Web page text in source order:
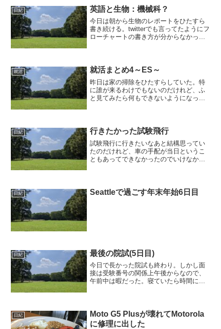
日紀 英語と生物：機械科？
今日は朝から生物のレポートをひたすら
書き続ける。twitterでも言ってたようにフ
ローチャートの書き方が分からなかった
ら。確か...
就活 就活まとめ4～ES～
昨日は家の掃除をひたすらしていた。特
に誰が来るわけでもないのだけれど、ふ
と見てみたら何もできないようになって
らない書類を仕分けして捨...
日紀 行きたかった試験飛行
試験飛行に行きたいなあと結構思ってい
たのだけれど、車の手配が当日というこ
ともあってできなかったのでいけなかっ
積とか本棚の体積とかが増...
日紀 Seattleで過ごす年末年始6日目
日紀 最後の院試(5日目)
今日で長かった院試も終わり。しかし面
接は受験番号の関係上午後からなので、
午前中は暇だった。寝ていたら時間にな
大学から来てる奴と話し...
日紀
Moto G5 Plusが壊れてMotorola
に修理に出した